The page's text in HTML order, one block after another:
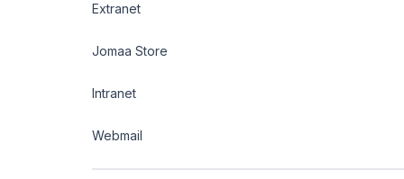
Extranet
Jomaa Store
Intranet
Webmail